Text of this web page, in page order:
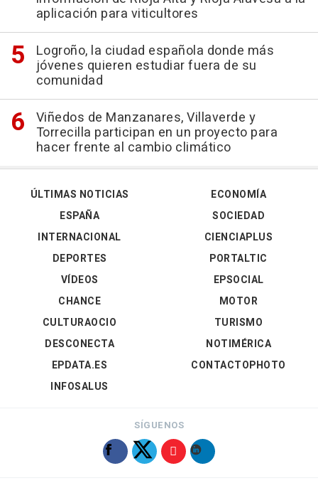
aplicación para viticultores
Logroño, la ciudad española donde más
jóvenes quieren estudiar fuera de su
comunidad
Viñedos de Manzanares, Villaverde y
Torrecilla participan en un proyecto para
hacer frente al cambio climático
ÚLTIMAS NOTICIAS
ESPAÑA
INTERNACIONAL
DEPORTES
VÍDEOS
ECONOMÍA
SOCIEDAD
CIENCIAPLUS
PORTALTIC
EPSOCIAL
CHANCE
CULTURAOCIO
DESCONECTA
EPDATA.ES
INFOSALUS
MOTOR
TURISMO
NOTIMÉRICA
CONTACTOPHOTO
SÍGUENOS